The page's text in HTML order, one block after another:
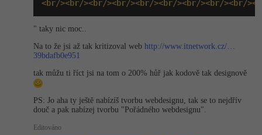
<br/><br/><br/><br/><br/><br/><br/><br/><br/
" taky nic moc..
Na to že jsi až tak kritizoval web http://www.itnetwork.cz/…
39bdafb0e951
tak můžu ti říct jsi na tom o 200% hůř jak kodově tak designově
PS: Jo aha ty ještě nabízíš tvorbu webdesignu, tak se to nejdřív
douč a pak nabízej tvorbu "Pořádného webdesignu".
Editováno